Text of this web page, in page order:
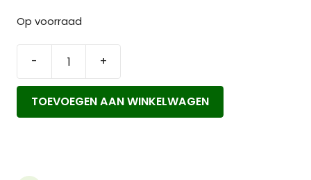
Op voorraad
-
Mustee
Douchegel
aantal
+
TOEVOEGEN AAN WINKELWAGEN